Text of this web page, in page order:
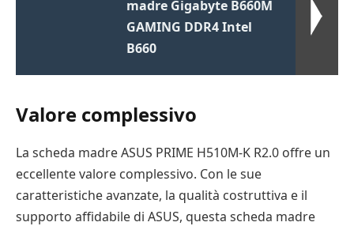
madre Gigabyte B660M
GAMING DDR4 Intel
B660
Valore complessivo
La scheda madre ASUS PRIME H510M-K R2.0 offre un
eccellente valore complessivo. Con le sue
caratteristiche avanzate, la qualità costruttiva e il
supporto affidabile di ASUS, questa scheda madre